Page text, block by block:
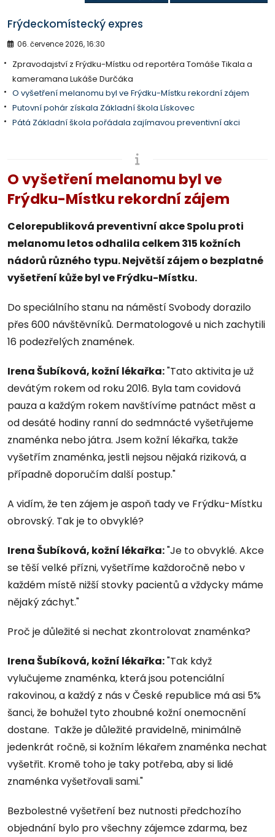
Frýdeckomístecký expres
06. července 2026, 16:30
Zpravodajství z Frýdku-Místku od reportéra Tomáše Tikala a
kameramana Lukáše Durčáka
O vyšetření melanomu byl ve Frýdku-Místku rekordní zájem
Putovní pohár získala Základní škola Lískovec
Pátá Základní škola pořádala zajímavou preventivní akci
O vyšetření melanomu byl ve
Frýdku-Místku rekordní zájem
Celorepubliková preventivní akce Spolu proti
melanomu letos odhalila celkem 315 kožních
nádorů různého typu. Největší zájem o bezplatné
vyšetření kůže byl ve Frýdku-Místku.
Do speciálního stanu na náměstí Svobody dorazilo
přes 600 návštěvníků. Dermatologové u nich zachytili
16 podezřelých znamének.
Irena Šubíková, kožní lékařka:"Tato aktivita je už
devátým rokem od roku 2016. Byla tam covidová
pauza a každým rokem navštívíme patnáct měst a
od desáté hodiny ranní do sedmnácté vyšetřujeme
znaménka nebo játra. Jsem kožní lékařka, takže
vyšetřím znaménka, jestli nejsou nějaká riziková, a
případně doporučím další postup."
A vidím, že ten zájem je aspoň tady ve Frýdku-Místku
obrovský. Tak je to obvyklé?
Irena Šubíková, kožní lékařka:"Je to obvyklé. Akce
se těší velké přízni, vyšetříme každoročně nebo v
každém místě nižší stovky pacientů a vždycky máme
nějaký záchyt."
Proč je důležité si nechat zkontrolovat znaménka?
Irena Šubíková, kožní lékařka:"Tak když
vylučujeme znaménka, která jsou potenciální
rakovinou, a každý z nás v České republice má asi 5%
šanci, že bohužel tyto zhoubné kožní onemocnění
dostane. Takže je důležité pravidelně, minimálně
jedenkrát ročně, si kožním lékařem znaménka nechat
vyšetřit. Kromě toho je taky potřeba, aby si lidé
znaménka vyšetřovali sami."
Bezbolestné vyšetření bez nutnosti předchozího
objednání bylo pro všechny zájemce zdarma, bez